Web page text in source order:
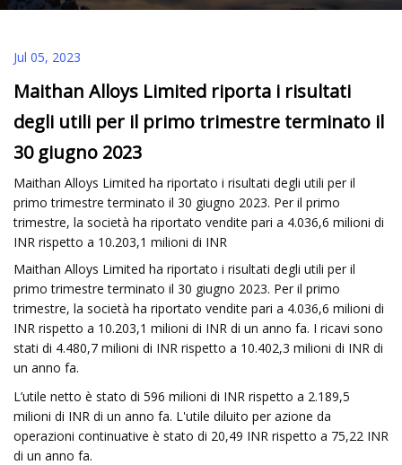
Jul 05, 2023
Maithan Alloys Limited riporta i risultati
degli utili per il primo trimestre terminato il
30 giugno 2023
Maithan Alloys Limited ha riportato i risultati degli utili per il
primo trimestre terminato il 30 giugno 2023. Per il primo
trimestre, la società ha riportato vendite pari a 4.036,6 milioni di
INR rispetto a 10.203,1 milioni di INR
Maithan Alloys Limited ha riportato i risultati degli utili per il
primo trimestre terminato il 30 giugno 2023. Per il primo
trimestre, la società ha riportato vendite pari a 4.036,6 milioni di
INR rispetto a 10.203,1 milioni di INR di un anno fa. I ricavi sono
stati di 4.480,7 milioni di INR rispetto a 10.402,3 milioni di INR di
un anno fa.
L’utile netto è stato di 596 milioni di INR rispetto a 2.189,5
milioni di INR di un anno fa. L'utile diluito per azione da
operazioni continuative è stato di 20,49 INR rispetto a 75,22 INR
di un anno fa.